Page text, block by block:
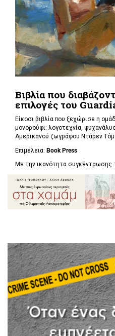
Βιβλία που
επιλογές του
Είκοσι βιβλία που ξεχώρισε η
μονορούφι: λογοτεχνία,
Αμερικανού ζωγράφου Ντάρεν
Επιμέλεια: Book Press
Με την ικανότητα συγκέντρωσης